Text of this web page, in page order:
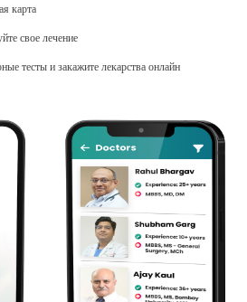
карта
свое лечение
тесты и закажите лекарства онлайн